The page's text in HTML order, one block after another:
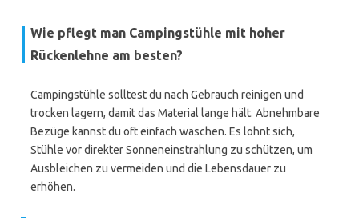
Wie pflegt man Campingstühle mit hoher
Rückenlehne am besten?
Campingstühle solltest du nach Gebrauch reinigen und
trocken lagern, damit das Material lange hält. Abnehmbare
Bezüge kannst du oft einfach waschen. Es lohnt sich,
Stühle vor direkter Sonneneinstrahlung zu schützen, um
Ausbleichen zu vermeiden und die Lebensdauer zu
erhöhen.